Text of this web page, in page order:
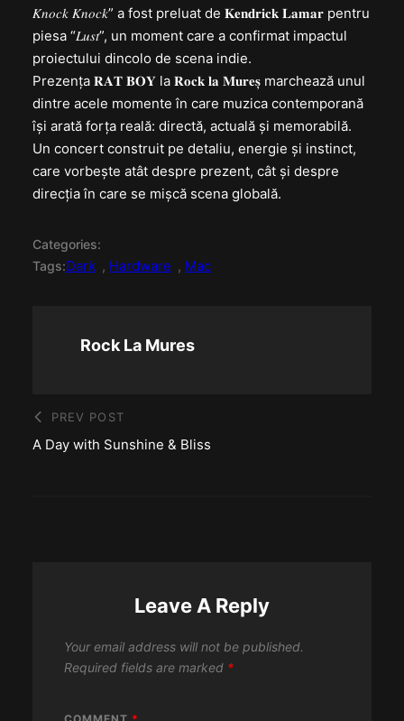
𝐾𝑛𝑜𝑐𝑘 𝐾𝑛𝑜𝑐𝑘” a fost preluat de 𝐊𝐞𝐧𝐝𝐫𝐢𝐜𝐤 𝐋𝐚𝐦𝐚𝐫 pentru
piesa “𝐿𝑢𝑠𝑡”, un moment care a confirmat impactul
proiectului dincolo de scena indie.
Prezența 𝐑𝐀𝐓 𝐁𝐎𝐘 la 𝐑𝐨𝐜𝐤 𝐥𝐚 𝐌𝐮𝐫𝐞𝐬̦ marchează unul
dintre acele momente în care muzica contemporană
își arată forța reală: directă, actuală și memorabilă.
Un concert construit pe detaliu, energie și instinct,
care vorbește atât despre prezent, cât și despre
direcția în care se mișcă scena globală.
Categories:
Tags:Dark , Hardware , Mac
Rock La Mures
PREV POST
A Day with Sunshine & Bliss
Leave A Reply
Your email address will not be published.
Required fields are marked *